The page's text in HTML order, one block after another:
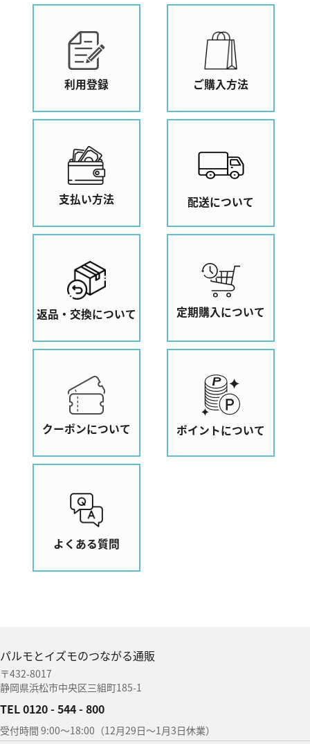
利用登録 ご購入方法
支払い方法 配送について
返品・交換について 定期購入について
クーポンについて ポイントについて
よくある質問
パルモとイズモのつながる通販
〒432-8017
静岡県浜松市中央区三組町185-1
TEL 0120 - 544 - 800
受付時間 9:00〜18:00（12月29日〜1月3日休業）